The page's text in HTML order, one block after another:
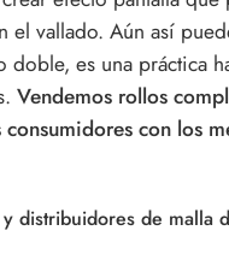
el vallado. Aún así
doble, es una práctica
Vendemos rollos
con los
distribuidores de malla